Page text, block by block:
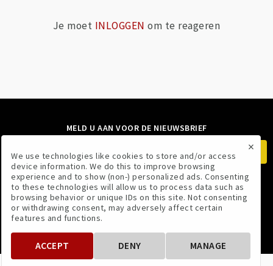
Je moet INLOGGEN om te reageren
MELD U AAN VOOR DE NIEUWSBRIEF
VOLG ONS
×
We use technologies like cookies to store and/or access
device information. We do this to improve browsing
experience and to show (non-) personalized ads. Consenting
to these technologies will allow us to process data such as
browsing behavior or unique IDs on this site. Not consenting
or withdrawing consent, may adversely affect certain
features and functions.
ACCEPT DENY MANAGE